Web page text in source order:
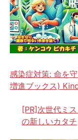
感染症対策: 命を
増進ブックス)
[PR]次世代ミ
の新しいカタチ